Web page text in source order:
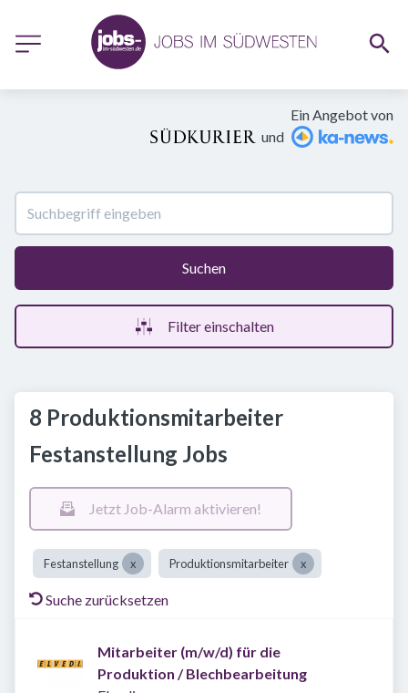
Ein Angebot von
und
Suchen
Filter einschalten
8 Produktionsmitarbeiter
Festanstellung Jobs
Jetzt Job-Alarm aktivieren!
Festanstellung Produktionsmitarbeiter
Suche zurücksetzen
Mitarbeiter (m/w/d) für die
Produktion / Blechbearbeitung